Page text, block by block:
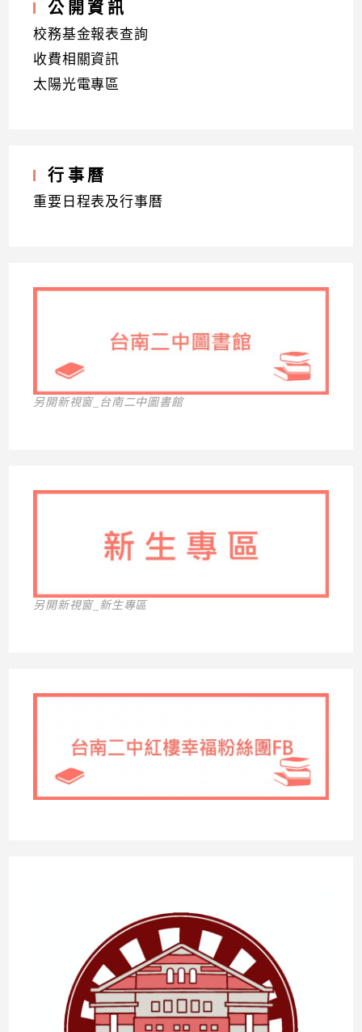
公開資訊
校務基金報表查詢
收費相關資訊
太陽光電專區
行事曆
重要日程表及行事曆
另開新視窗_台南二中圖書館
另開新視窗_新生專區